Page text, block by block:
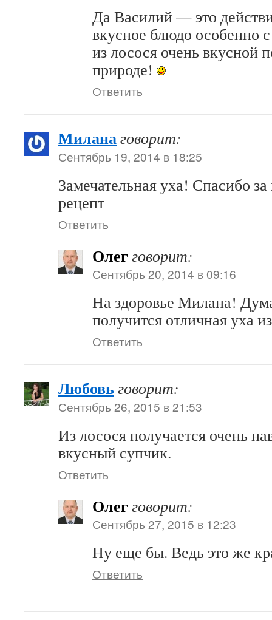
Да Василий — это
вкусное блюдо особенно
из лосося очень вкусной
природе!
Ответить
Миланаговорит:
Сентябрь 19, 2014 в 18:25
Замечательная уха! Спасибо
рецепт
Ответить
Олегговорит:
Сентябрь 20, 2014 в 09:16
На здоровье Милана!
получится отличная уха
Ответить
Любовь говорит:
Сентябрь 26, 2015 в 21:53
Из лосося получается очень
вкусный супчик.
Ответить
Олегговорит:
Сентябрь 27, 2015 в 12:23
Ну еще бы. Ведь это же
Ответить